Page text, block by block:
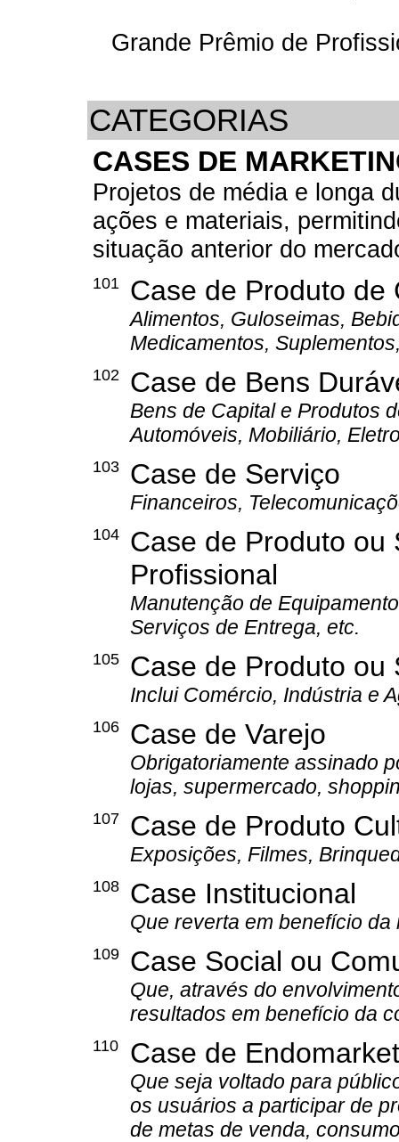
Grande Prêmio de
CATEGORIAS
CASES DE
Projetos de média e longa
ações e materiais,
situação anterior do
101 Case de Produto de
Alimentos, Guloseimas,
Medicamentos,
102 Case de Bens
Bens de Capital e Produtos
Automóveis, Mobiliário,
103 Case de Serviço
Financeiros,
104
Case de Produto ou
Profissional
Manutenção de
Serviços de Entrega, etc.
105 Case de Produto ou
Inclui Comércio, Indústria e
106 Case de Varejo
Obrigatoriamente assinado
lojas, supermercado,
107 Case de Produto
Exposições, Filmes,
108 Case Institucional
Que reverta em benefício
109 Case Social ou
Que, através do
resultados em benefício da
110 Case de
Que seja voltado para
os usuários a participar de
de metas de venda,